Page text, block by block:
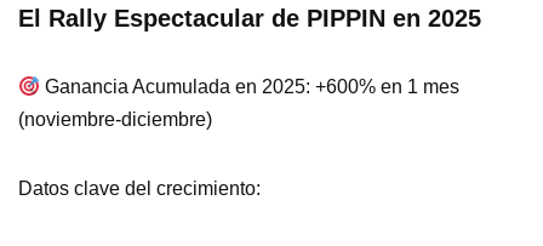
El Rally Espectacular de PIPPIN en 2025
Ganancia Acumulada en 2025: +600% en 1 mes
(noviembre-diciembre)
Datos clave del crecimiento: